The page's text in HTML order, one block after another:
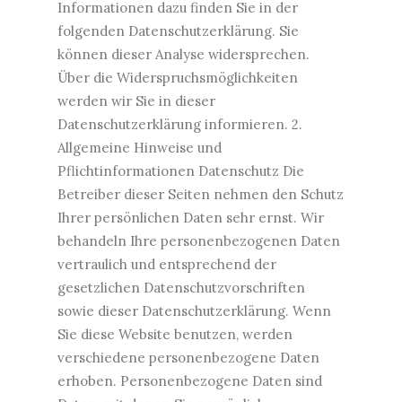
Informationen dazu finden Sie in der
folgenden Datenschutzerklärung. Sie
können dieser Analyse widersprechen.
Über die Widerspruchsmöglichkeiten
werden wir Sie in dieser
Datenschutzerklärung informieren. 2.
Allgemeine Hinweise und
Pflichtinformationen Datenschutz Die
Betreiber dieser Seiten nehmen den Schutz
Ihrer persönlichen Daten sehr ernst. Wir
behandeln Ihre personenbezogenen Daten
vertraulich und entsprechend der
gesetzlichen Datenschutzvorschriften
sowie dieser Datenschutzerklärung. Wenn
Sie diese Website benutzen, werden
verschiedene personenbezogene Daten
erhoben. Personenbezogene Daten sind